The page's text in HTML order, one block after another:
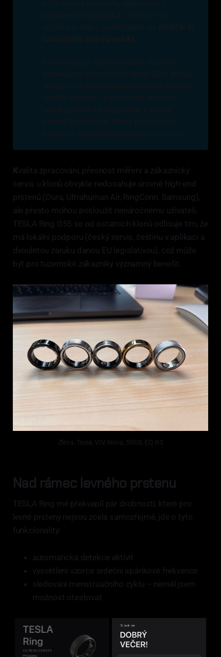
Kvalita zpracování, přesnost měření a zákaznický
servis u klonů obvykle nedosahuje úrovně high-end
prstenů (Oura, Ultrahuman Air, RingConn, Samsung),
ale přesto mohou posloužit nenáročnému uživateli.
TESLA Ring G55 se od ostatních klonů odlišuje tím, že
má lokální podporu (český servis, češtinu v aplikaci a
dvouletou záruku danou EU legislativou), což může
být pro tuzemské zákazníky významný benefit.
Zleva: Tesla, VIV, Nova, SR08, EQ R3
Nad rámec levného prstenu
TESLA Ring mě překvapil pár drobností, které pro
levné prsteny nejsou zcela samozřejmé, jde o tyto
funkcionality:
automatická detekce aktivit
vysvětlení vzorce srdeční spánkové frekvence
sledování menstruačního cyklu – neměl jsem
možnost otestovat